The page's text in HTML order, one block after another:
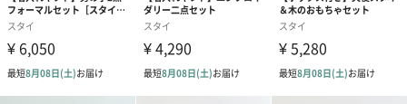
場合がございます。予めご了承ください。（漢字、ひらがな・ピ
リオド不可）
※半角英字でご入力ください。また、文字は筆記体で刺繍される
ため、アルファベット大文字をご希望の場合は頭文字のみのご入